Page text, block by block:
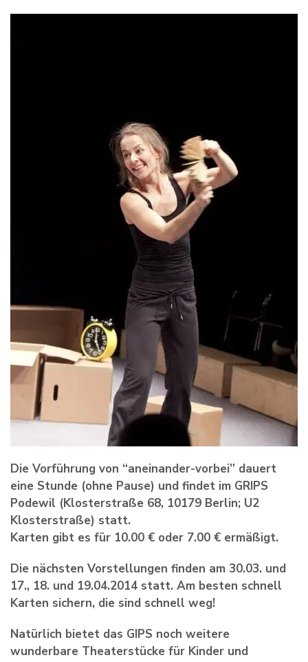
Die Vorführung von “aneinander-vorbei” dauert
eine Stunde (ohne Pause) und findet im GRIPS
Podewil (Klosterstraße 68, 10179 Berlin; U2
Klosterstraße) statt.
Karten gibt es für 10.00 € oder 7.00 € ermäßigt.
Die nächsten Vorstellungen finden am 30.03. und
17., 18. und 19.04.2014 statt. Am besten schnell
Karten sichern, die sind schnell weg!
Natürlich bietet das GIPS noch weitere
wunderbare Theaterstücke für Kinder und